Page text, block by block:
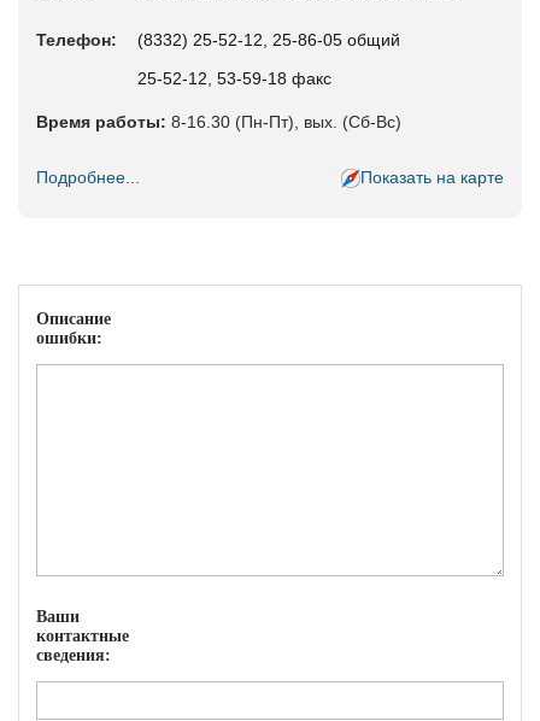
Телефон:
(8332) 25-52-12, 25-86-05 общий
25-52-12, 53-59-18 факс
Время работы: 8-16.30 (Пн-Пт), вых. (Сб-Вс)
Подробнее... Показать на карте
Описание
ошибки:
Ваши
контактные
сведения: